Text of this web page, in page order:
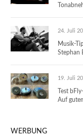
24. Juli
Musik-
Stephan
19. Juli
Test
Auf
WERBUNG